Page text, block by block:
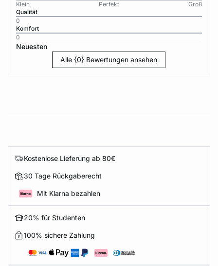
Klein
Perfekt
Groß
Qualität
0
Komfort
0
Neuesten
Alle {0} Bewertungen ansehen
Kostenlose Lieferung ab 80€
30 Tage Rückgaberecht
Mit Klarna bezahlen
20% für Studenten
100% sichere Zahlung